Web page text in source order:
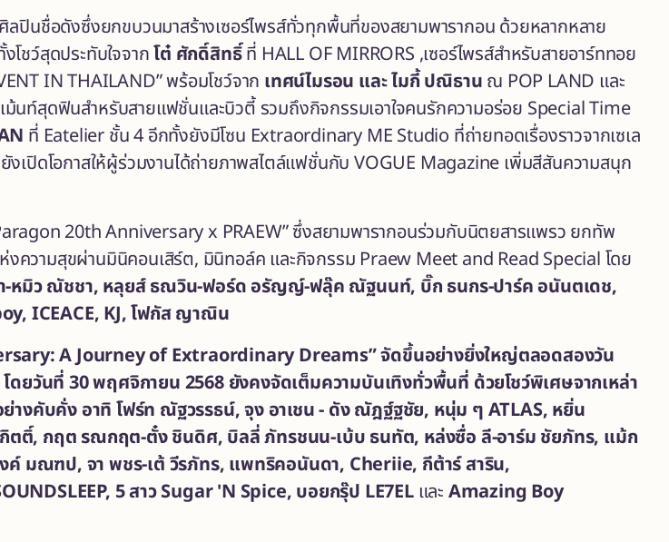
ลปินชื่อดังซึ่งยกขบวนมาสร้างเซอร์ไพรส์ทั่วทุกพื้นที่ของสยามพารากอน ด้วยหลากหลาย
โชว์สุดประทับใจจากโต๋ ศักดิ์สิทธิ์ที่ HALL OF MIRRORS ,เซอร์ไพรส์สำหรับสายอาร์ททอย
IN THAILAND” พร้อมโชว์จาก เทศน์ไมรอน และ ไมกี้ ปณิธาน ณ POP LAND และ
ม้นท์สุดฟินสำหรับสายแฟชั่นและบิวตี้ รวมถึงกิจกรรมเอาใจคนรักความอร่อย Special Time
ที่ Eatelier ชั้น 4อีกทั้งยังมีโซน Extraordinary ME Studio ที่ถ่ายทอดเรื่องราวจากเซเล
งเปิดโอกาสให้ผู้ร่วมงานได้ถ่ายภาพสไตล์แฟชั่นกับ VOGUE Magazine เพิ่มสีสันความสนุก
20th Anniversary x PRAEW” ซึ่งสยามพารากอนร่วมกับนิตยสารแพรว ยกทัพ
ความสุขผ่านมินิคอนเสิร์ต, มินิทอล์ค และกิจกรรม Praew Meet and Read Special โดย
-หมิว ณัชชา, หลุยส์ ธณวิน-ฟอร์ด อรัญญ์-ฟลุ๊ค ณัฐนนท์, บิ๊ก ธนกร-ปาร์ค อนันตเดช,
ICEACE, KJ, โฟกัส ญาณิน
A Journey of Extraordinary Dreams” จัดขึ้นอย่างยิ่งใหญ่ตลอดสองวัน
ดยวันที่ 30 พฤศจิกายน 2568 ยังคงจัดเต็มความบันเทิงทั่วพื้นที่ ด้วยโชว์พิเศษจากเหล่า
างคับคั่ง อาทิ โฟร์ท ณัฐวรรธน์,จุง อาเชน- ดัง ณัฎฐ์ฐชัย, หนุ่ม ๆ ATLAS, หยิ่น
ตติ์, กฤต รณกฤต-ตั๋ง ชินดิศ, บิลลี่ ภัทรชนน-เบ้บ ธนทัต, หล่งซื่อ ลี-อาร์ม ชัยภัทร, แม้ก
ณฑป, จา พชร-เต้ วีรภัทร, แพทริคอนันดา, Cheriie, กีต้าร์ สาริน,
5 สาว Sugar 'N Spice, บอยกรุ๊ป LE7EL และ Amazing Boy